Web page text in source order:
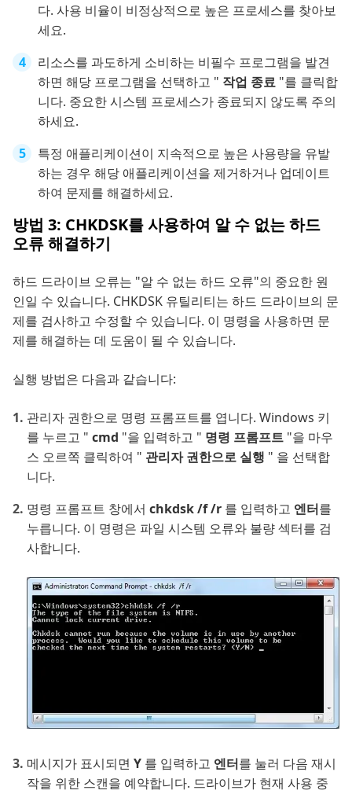
다. 사용 비율이 비정상적으로 높은 프로세스를 찾아보
세요.
리소스를 과도하게 소비하는 비필수 프로그램을 발견
하면 해당 프로그램을 선택하고 " 작업 종료 "를 클릭합
니다. 중요한 시스템 프로세스가 종료되지 않도록 주의
하세요.
특정 애플리케이션이 지속적으로 높은 사용량을 유발
하는 경우 해당 애플리케이션을 제거하거나 업데이트
하여 문제를 해결하세요.
방법 3: CHKDSK를 사용하여 알 수 없는 하드
오류 해결하기
하드 드라이브 오류는 "알 수 없는 하드 오류"의 중요한 원
인일 수 있습니다. CHKDSK 유틸리티는 하드 드라이브의 문
제를 검사하고 수정할 수 있습니다. 이 명령을 사용하면 문
제를 해결하는 데 도움이 될 수 있습니다.
실행 방법은 다음과 같습니다:
관리자 권한으로 명령 프롬프트를 엽니다. Windows 키
를 누르고 " cmd "을 입력하고 " 명령 프롬프트 "을 마우
스 오르쪽 클릭하여 " 관리자 권한으로 실행 " 을 선택합
니다.
명령 프롬프트 창에서 chkdsk /f /r 를 입력하고 엔터를
누릅니다. 이 명령은 파일 시스템 오류와 불량 섹터를 검
사합니다.
메시지가 표시되면 Y 를 입력하고 엔터를 눌러 다음 재시
작을 위한 스캔을 예약합니다. 드라이브가 현재 사용 중